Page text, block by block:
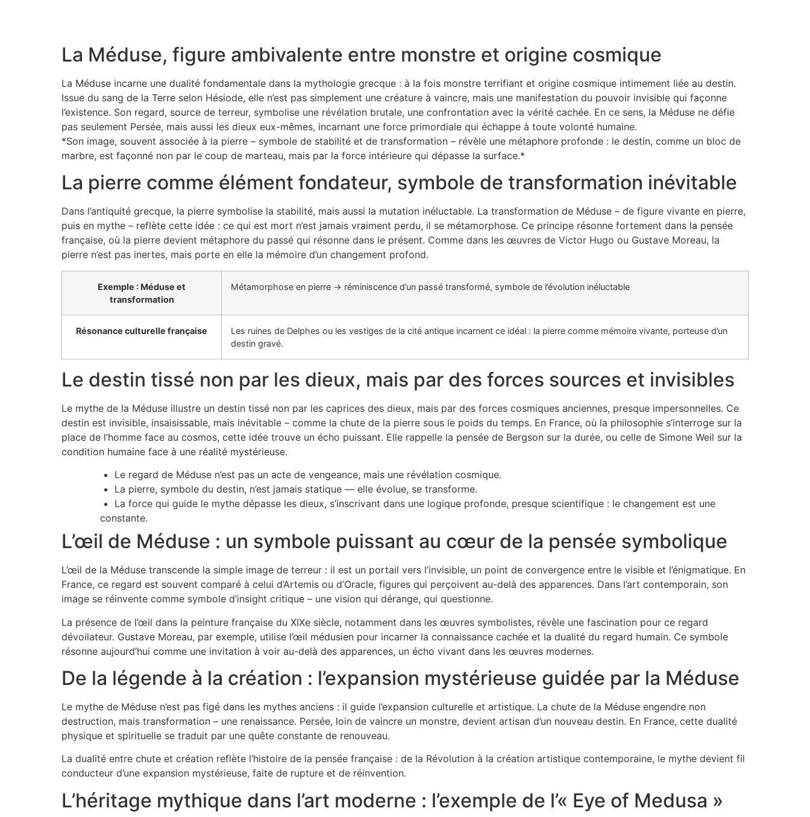
La Méduse, figure ambivalente entre monstre et origine cosmique
La Méduse incarne une dualité fondamentale dans la mythologie grecque : à la fois monstre terrifiant et origine cosmique intimement liée au destin.
Issue du sang de la Terre selon Hésiode, elle n’est pas simplement une créature à vaincre, mais une manifestation du pouvoir invisible qui façonne
l’existence. Son regard, source de terreur, symbolise une révélation brutale, une confrontation avec la vérité cachée. En ce sens, la Méduse ne défie
pas seulement Persée, mais aussi les dieux eux-mêmes, incarnant une force primordiale qui échappe à toute volonté humaine.
*Son image, souvent associée à la pierre – symbole de stabilité et de transformation – révèle une métaphore profonde : le destin, comme un bloc de
marbre, est façonné non par le coup de marteau, mais par la force intérieure qui dépasse la surface.*
La pierre comme élément fondateur, symbole de transformation inévitable
Dans l’antiquité grecque, la pierre symbolise la stabilité, mais aussi la mutation inéluctable. La transformation de Méduse – de figure vivante en pierre,
puis en mythe – reflète cette idée : ce qui est mort n’est jamais vraiment perdu, il se métamorphose. Ce principe résonne fortement dans la pensée
française, où la pierre devient métaphore du passé qui résonne dans le présent. Comme dans les œuvres de Victor Hugo ou Gustave Moreau, la
pierre n’est pas inertes, mais porte en elle la mémoire d’un changement profond.
Exemple : Méduse et
transformation
Métamorphose en pierre → réminiscence d’un passé transformé, symbole de l’évolution inéluctable
Résonance culturelle française
Les ruines de Delphes ou les vestiges de la cité antique incarnent ce idéal : la pierre comme mémoire vivante, porteuse d’un
destin gravé.
Le destin tissé non par les dieux, mais par des forces sources et invisibles
Le mythe de la Méduse illustre un destin tissé non par les caprices des dieux, mais par des forces cosmiques anciennes, presque impersonnelles. Ce
destin est invisible, insaisissable, mais inévitable – comme la chute de la pierre sous le poids du temps. En France, où la philosophie s’interroge sur la
place de l’homme face au cosmos, cette idée trouve un écho puissant. Elle rappelle la pensée de Bergson sur la durée, ou celle de Simone Weil sur la
condition humaine face à une réalité mystérieuse.
Le regard de Méduse n’est pas un acte de vengeance, mais une révélation cosmique.
La pierre, symbole du destin, n’est jamais statique — elle évolue, se transforme.
La force qui guide le mythe dépasse les dieux, s’inscrivant dans une logique profonde, presque scientifique : le changement est une
constante.
L’œil de Méduse : un symbole puissant au cœur de la pensée symbolique
L’œil de la Méduse transcende la simple image de terreur : il est un portail vers l’invisible, un point de convergence entre le visible et l’énigmatique. En
France, ce regard est souvent comparé à celui d’Artemis ou d’Oracle, figures qui perçoivent au-delà des apparences. Dans l’art contemporain, son
image se réinvente comme symbole d’insight critique – une vision qui dérange, qui questionne.
La présence de l’œil dans la peinture française du XIXe siècle, notamment dans les œuvres symbolistes, révèle une fascination pour ce regard
dévoilateur. Gustave Moreau, par exemple, utilise l’œil médusien pour incarner la connaissance cachée et la dualité du regard humain. Ce symbole
résonne aujourd’hui comme une invitation à voir au-delà des apparences, un écho vivant dans les œuvres modernes.
De la légende à la création : l’expansion mystérieuse guidée par la Méduse
Le mythe de Méduse n’est pas figé dans les mythes anciens : il guide l’expansion culturelle et artistique. La chute de la Méduse engendre non
destruction, mais transformation – une renaissance. Persée, loin de vaincre un monstre, devient artisan d’un nouveau destin. En France, cette dualité
physique et spirituelle se traduit par une quête constante de renouveau.
La dualité entre chute et création reflète l’histoire de la pensée française : de la Révolution à la création artistique contemporaine, le mythe devient fil
conducteur d’une expansion mystérieuse, faite de rupture et de réinvention.
L’héritage mythique dans l’art moderne : l’exemple de l’« Eye of Medusa »